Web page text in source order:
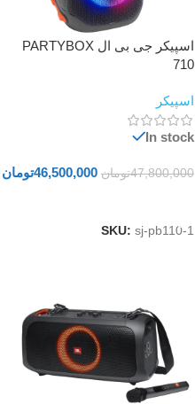
اسپیکر جی بی ال PARTYBOX
710
اسپیکر
In stock
47,800,000تومان 46,500,000تومان
SKU: sj-pb110-1